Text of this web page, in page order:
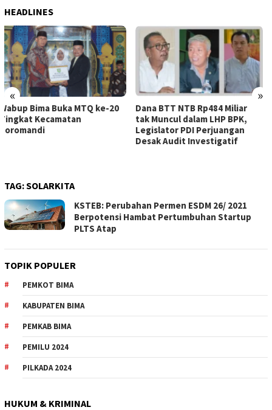
HEADLINES
« »
Dana BTT NTB Rp484 Miliar
tak Muncul dalam LHP BPK,
Legislator PDI Perjuangan
WNA Asal Arab Saudi
Ditemukan Meninggal di Desa
Piong Kabupaten Bima
TAG:SOLARKITA
KSTEB: Perubahan Permen ESDM 26/ 2021
Berpotensi Hambat Pertumbuhan Startup
PLTS Atap
TOPIK POPULER
PEMKOT BIMA
KABUPATEN BIMA
PEMKAB BIMA
PEMILU 2024
PILKADA 2024
HUKUM & KRIMINAL